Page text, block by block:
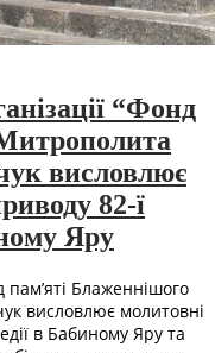
“Фонд
висловлює
82-ї
Яру
пам’яті Блаженнішого
висловлює молитовні
в Бабиному Яру та